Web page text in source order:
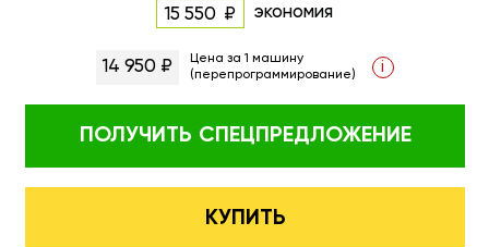
15 550 экономия
14 950 ₽
Цена за 1 машину
(перепрограммирование)
i
ПОЛУЧИТЬ СПЕЦПРЕДЛОЖЕНИЕ
КУПИТЬ